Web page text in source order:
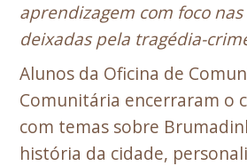
aprendizagem com foco
deixadas pela tragédia-
Alunos da Oficina de
Comunitária encerraram o
com temas sobre
história da cidade,